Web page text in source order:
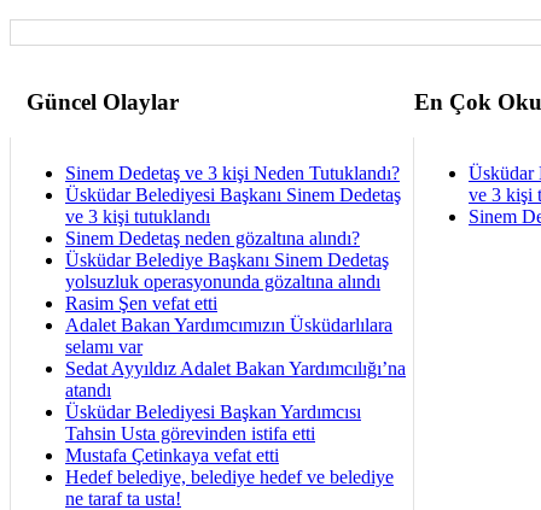
Güncel Olaylar En Çok
Sinem Dedetaş ve 3 kişi Neden Tutuklandı?
Üsküdar Belediyesi Başkanı Sinem Dedetaş
ve 3 kişi tutuklandı
Sinem Dedetaş neden gözaltına alındı?
Üsküdar Belediye Başkanı Sinem Dedetaş
yolsuzluk operasyonunda gözaltına alındı
Rasim Şen vefat etti
Adalet Bakan Yardımcımızın Üsküdarlılara
selamı var
Sedat Ayyıldız Adalet Bakan Yardımcılığı’na
atandı
Üsküdar Belediyesi Başkan Yardımcısı
Tahsin Usta görevinden istifa etti
Mustafa Çetinkaya vefat etti
Hedef belediye, belediye hedef ve belediye
ne taraf ta usta!
Üsküdar
ve 3 kişi
Sinem